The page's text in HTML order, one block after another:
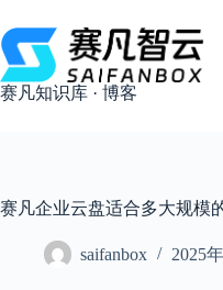
过
内
容
赛凡知识库 · 博客
赛凡企业云盘适合多大规模
saifanbox 2025